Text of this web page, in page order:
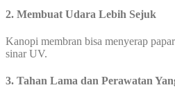
2. Membuat Udara Lebih Sejuk­­­­
Kanopi membran bisa menyerap
sinar UV.
3. Tahan Lama dan Perawatan